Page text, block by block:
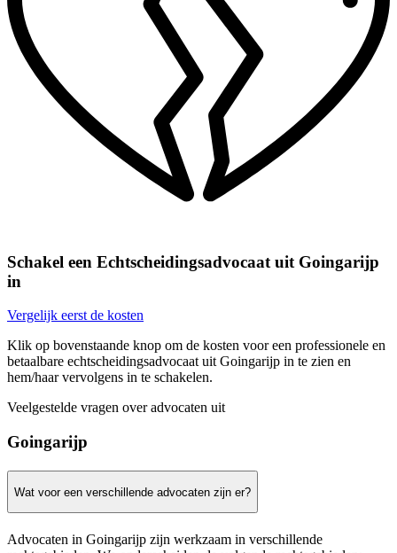
Schakel een Echtscheidingsadvocaat uit Goingarijp
in
Vergelijk eerst de kosten
Klik op bovenstaande knop om de kosten voor een professionele en
betaalbare echtscheidingsadvocaat uit Goingarijp in te zien en
hem/haar vervolgens in te schakelen.
Veelgestelde vragen over advocaten uit
Goingarijp
Wat voor een verschillende advocaten zijn er?
Advocaten in Goingarijp zijn werkzaam in verschillende